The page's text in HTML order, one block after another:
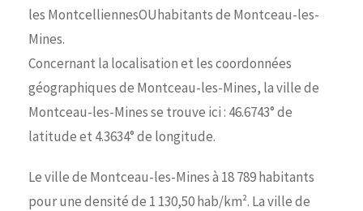
les MontcelliennesOUhabitants de Montceau-les-
Mines.
Concernant la localisation et les coordonnées
géographiques de Montceau-les-Mines, la ville de
Montceau-les-Mines se trouve ici : 46.6743° de
latitude et 4.3634° de longitude.
Le ville de Montceau-les-Mines à 18 789 habitants
pour une densité de 1 130,50 hab/km². La ville de